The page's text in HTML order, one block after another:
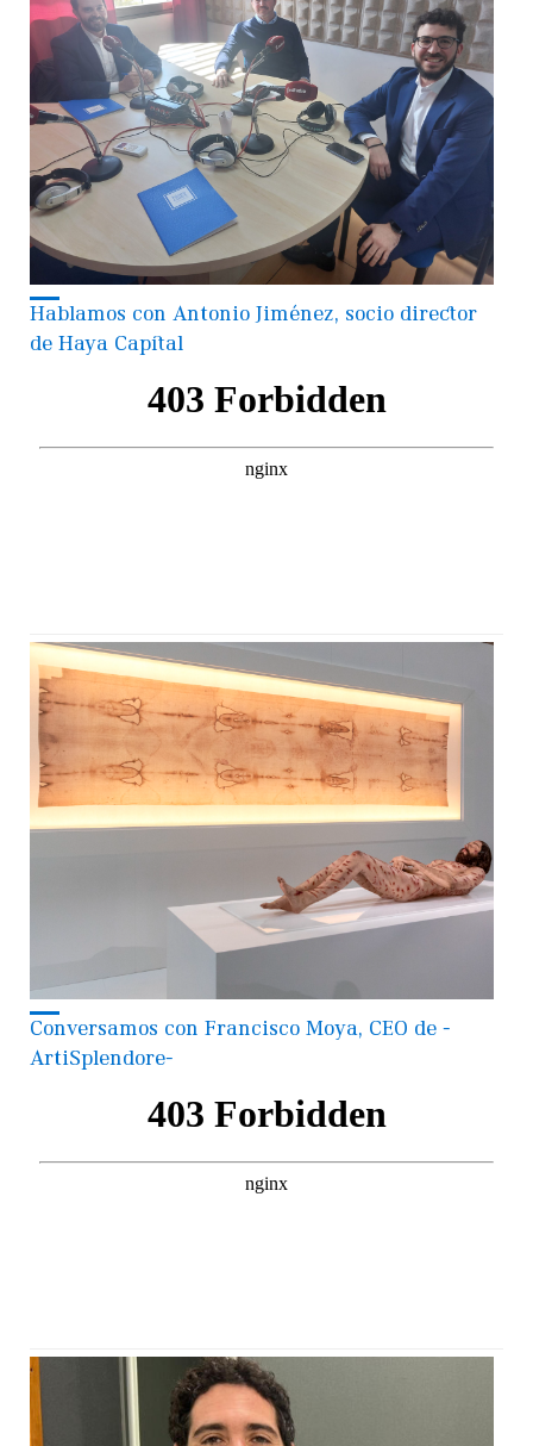
Hablamos con Antonio Jiménez, socio director
de Haya Capital
Conversamos con Francisco Moya, CEO de -
ArtiSplendore-